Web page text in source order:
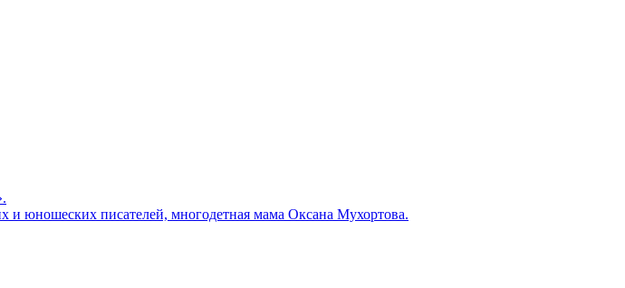
и юношеских писателей, многодетная мама Оксана Мухортова.